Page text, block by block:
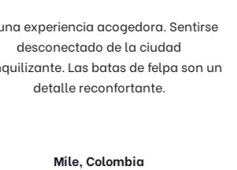
acogedora. Sentirse
de la ciudad
Las batas de felpa son un
detalle reconfortante.
Colombia